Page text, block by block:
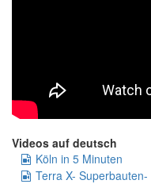
Videos auf deutsch
Köln in 5 Minuten
Terra X-